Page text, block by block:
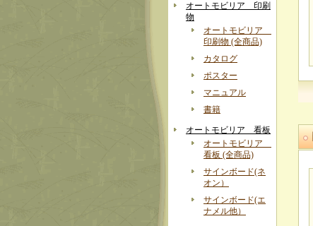
オートモビリア 印刷
物
オートモビリア
印刷物 (全商品)
カタログ
ポスター
マニュアル
書籍
オートモビリア 看板
オートモビリア
看板 (全商品)
サインボード(ネ
オン）
サインボード(エ
ナメル他）